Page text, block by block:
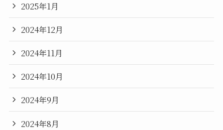
2025年1月
2024年12月
2024年11月
2024年10月
2024年9月
2024年8月